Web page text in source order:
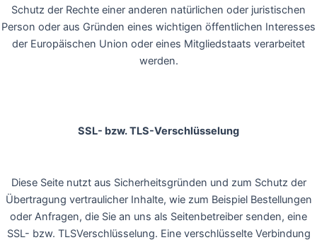
Schutz der Rechte einer anderen natürlichen oder juristischen
Person oder aus Gründen eines wichtigen öffentlichen Interesses
der Europäischen Union oder eines Mitgliedstaats verarbeitet
werden.
SSL- bzw. TLS-Verschlüsselung
Diese Seite nutzt aus Sicherheitsgründen und zum Schutz der
Übertragung vertraulicher Inhalte, wie zum Beispiel Bestellungen
oder Anfragen, die Sie an uns als Seitenbetreiber senden, eine
SSL- bzw. TLSVerschlüsselung. Eine verschlüsselte Verbindung